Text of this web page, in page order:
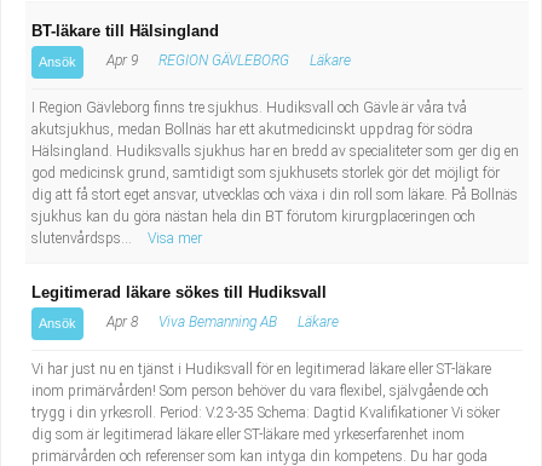
BT-läkare till Hälsingland
Ansök Apr 9 REGION GÄVLEBORG Läkare
I Region Gävleborg finns tre sjukhus. Hudiksvall och Gävle är våra två
akutsjukhus, medan Bollnäs har ett akutmedicinskt uppdrag för södra
Hälsingland. Hudiksvalls sjukhus har en bredd av specialiteter som ger dig en
god medicinsk grund, samtidigt som sjukhusets storlek gör det möjligt för
dig att få stort eget ansvar, utvecklas och växa i din roll som läkare. På Bollnäs
sjukhus kan du göra nästan hela din BT förutom kirurgplaceringen och
slutenvårdsps...
Visa mer
Legitimerad läkare sökes till Hudiksvall
Ansök Apr 8 Viva Bemanning AB Läkare
Vi har just nu en tjänst i Hudiksvall för en legitimerad läkare eller ST-läkare
inom primärvården! Som person behöver du vara flexibel, självgående och
trygg i din yrkesroll. Period: V.23-35 Schema: Dagtid Kvalifikationer Vi söker
dig som är legitimerad läkare eller ST-läkare med yrkeserfarenhet inom
primärvården och referenser som kan intyga din kompetens. Du har goda